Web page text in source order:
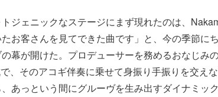
ジェニックなステージにまず現れたのは、
お客さんを見てできた曲です」と、今の季節に
幕が開けた。プロデューサーを務めるおなじみ
、そのアコギ伴奏に乗せて身振り手振りを交え
あっという間にグルーヴを生み出すダイナミック